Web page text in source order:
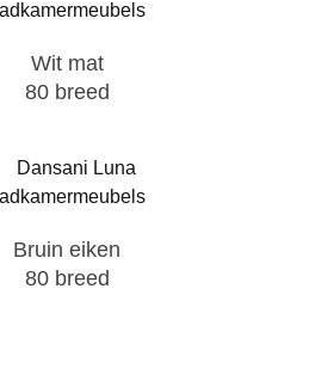
Wit mat
80 breed
Bruin eiken
80 breed